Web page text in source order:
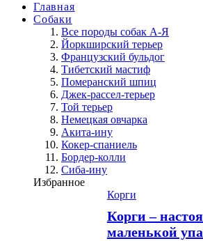
Главная
Собаки
Все породы собак А-Я
Йоркширский терьер
Французский бульдог
Тибетский мастиф
Померанский шпиц
Джек-рассел-терьер
Той терьер
Немецкая овчарка
Акита-ину
Кокер-спаниель
Бордер-колли
Сиба-ину
Избранное
Корги
Корги –
маленькой